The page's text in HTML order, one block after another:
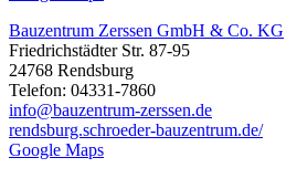
Bauzentrum Zerssen GmbH & Co. KG
Friedrichstädter Str. 87-95
24768 Rendsburg
Telefon: 04331-7860
info@bauzentrum-zerssen.de
rendsburg.schroeder-bauzentrum.de/
Google Maps